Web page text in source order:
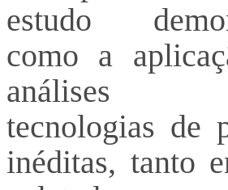
estudo
como a
análises
tecnologias de
inéditas, tanto